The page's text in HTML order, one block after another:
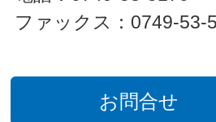
ファックス：0749-53-
お問合せ